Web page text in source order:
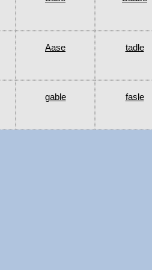
Aase tadle
gable fasle